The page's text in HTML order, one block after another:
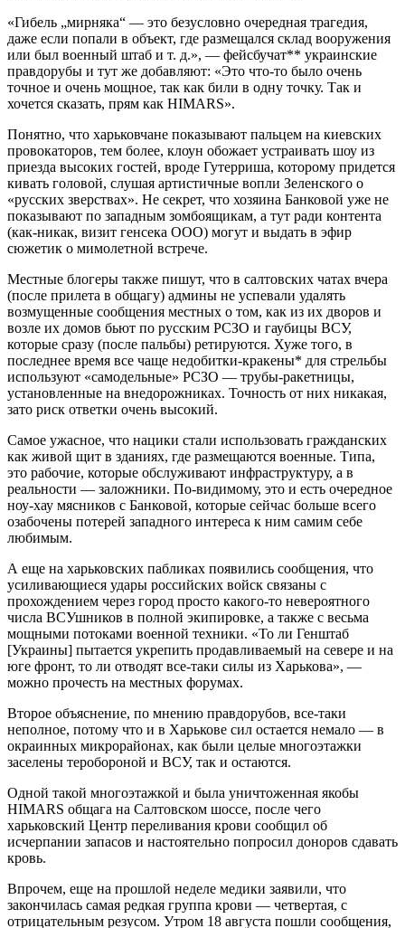
«Гибель „мирняка“ — это безусловно очередная трагедия,
даже если попали в объект, где размещался склад вооружения
или был военный штаб и т. д.», — фейсбучат** украинские
правдорубы и тут же добавляют: «Это что-то было очень
точное и очень мощное, так как били в одну точку. Так и
хочется сказать, прям как HIMARS».
Понятно, что харьковчане показывают пальцем на киевских
провокаторов, тем более, клоун обожает устраивать шоу из
приезда высоких гостей, вроде Гутерриша, которому придется
кивать головой, слушая артистичные вопли Зеленского о
«русских зверствах». Не секрет, что хозяина Банковой уже не
показывают по западным зомбоящикам, а тут ради контента
(как-никак, визит генсека ООО) могут и выдать в эфир
сюжетик о мимолетной встрече.
Местные блогеры также пишут, что в салтовских чатах вчера
(после прилета в общагу) админы не успевали удалять
возмущенные сообщения местных о том, как из их дворов и
возле их домов бьют по русским РСЗО и гаубицы ВСУ,
которые сразу (после пальбы) ретируются. Хуже того, в
последнее время все чаще недобитки-кракены* для стрельбы
используют «самодельные» РСЗО — трубы-ракетницы,
установленные на внедорожниках. Точность от них никакая,
зато риск ответки очень высокий.
Самое ужасное, что нацики стали использовать гражданских
как живой щит в зданиях, где размещаются военные. Типа,
это рабочие, которые обслуживают инфраструктуру, а в
реальности — заложники. По-видимому, это и есть очередное
ноу-хау мясников с Банковой, которые сейчас больше всего
озабочены потерей западного интереса к ним самим себе
любимым.
А еще на харьковских пабликах появились сообщения, что
усиливающиеся удары российских войск связаны с
прохождением через город просто какого-то невероятного
числа ВСУшников в полной экипировке, а также с весьма
мощными потоками военной техники. «То ли Генштаб
[Украины] пытается укрепить продавливаемый на севере и на
юге фронт, то ли отводят все-таки силы из Харькова», —
можно прочесть на местных форумах.
Второе объяснение, по мнению правдорубов, все-таки
неполное, потому что и в Харькове сил остается немало — в
окраинных микрорайонах, как были целые многоэтажки
заселены теробороной и ВСУ, так и остаются.
Одной такой многоэтажкой и была уничтоженная якобы
HIMARS общага на Салтовском шоссе, после чего
харьковский Центр переливания крови сообщил об
исчерпании запасов и настоятельно попросил доноров сдавать
кровь.
Впрочем, еще на прошлой неделе медики заявили, что
закончилась самая редкая группа крови — четвертая, с
отрицательным резусом. Утром 18 августа пошли сообщения,